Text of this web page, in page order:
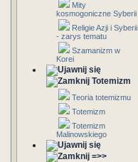
Mity
kosmogoniczne Syberii
Religie Azji i Syberii
- zarys tematu
Szamanizm w
Korei
Totemizm
Teoria totemizmu
Totemizm
Totemizm
Malinowskiego
=>>